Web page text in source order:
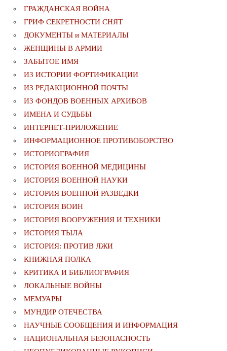
ГРАЖДАНСКАЯ ВОЙНА
ГРИФ СЕКРЕТНОСТИ СНЯТ
ДОКУМЕНТЫ и МАТЕРИАЛЫ
ЖЕНЩИНЫ В АРМИИ
ЗАБЫТОЕ ИМЯ
ИЗ ИСТОРИИ ФОРТИФИКАЦИИ
ИЗ РЕДАКЦИОННОЙ ПОЧТЫ
ИЗ ФОНДОВ ВОЕННЫХ АРХИВОВ
ИМЕНА И СУДЬБЫ
ИНТЕРНЕТ-ПРИЛОЖЕНИЕ
ИНФОРМАЦИОННОЕ ПРОТИВОБОРСТВО
ИСТОРИОГРАФИЯ
ИСТОРИЯ ВОЕННОЙ МЕДИЦИНЫ
ИСТОРИЯ ВОЕННОЙ НАУКИ
ИСТОРИЯ ВОЕННОЙ РАЗВЕДКИ
ИСТОРИЯ ВОИН
ИСТОРИЯ ВООРУЖЕНИЯ И ТЕХНИКИ
ИСТОРИЯ ТЫЛА
ИСТОРИЯ: ПРОТИВ ЛЖИ
КНИЖНАЯ ПОЛКА
КРИТИКА И БИБЛИОГРАФИЯ
ЛОКАЛЬНЫЕ ВОЙНЫ
МЕМУАРЫ
МУНДИР ОТЕЧЕСТВА
НАУЧНЫЕ СООБЩЕНИЯ И ИНФОРМАЦИЯ
НАЦИОНАЛЬНАЯ БЕЗОПАСНОСТЬ